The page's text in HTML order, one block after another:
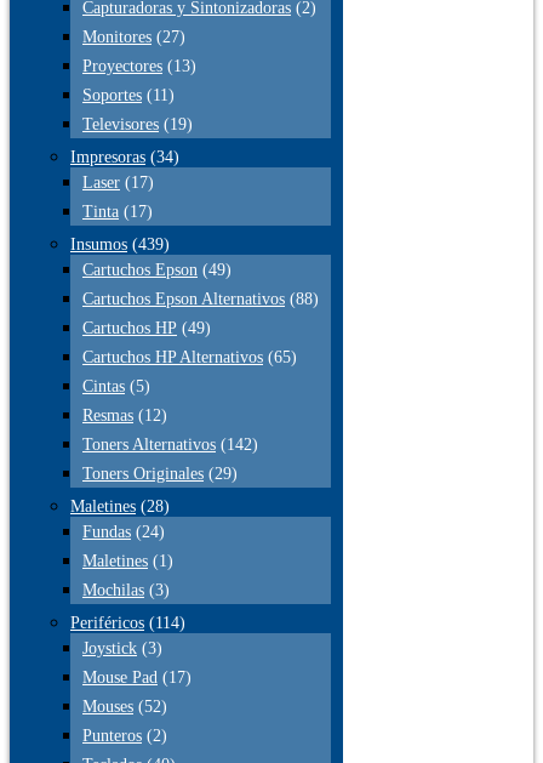
Capturadoras y Sintonizadoras (2)
Monitores (27)
Proyectores (13)
Soportes (11)
Televisores (19)
Impresoras (34)
Laser (17)
Tinta (17)
Insumos (439)
Cartuchos Epson (49)
Cartuchos Epson Alternativos (88)
Cartuchos HP (49)
Cartuchos HP Alternativos (65)
Cintas (5)
Resmas (12)
Toners Alternativos (142)
Toners Originales (29)
Maletines (28)
Fundas (24)
Maletines (1)
Mochilas (3)
Periféricos (114)
Joystick (3)
Mouse Pad (17)
Mouses (52)
Punteros (2)